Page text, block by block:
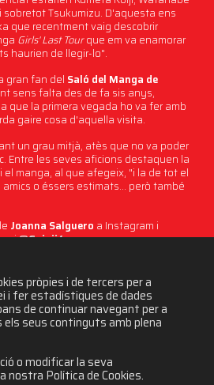
sobretot Tsukumizu. D'aquesta ens
que recentment vaig descobrir
Girls' Last Tourque em va enamorar
haurien de llegir-lo".
gran fan del Saló del Manga de
sens falta des de fa sis anys,
que la primera vegada ho va fer amb
gaire cosa d'aquella visita.
un grau mitjà, atès que no va poder
Entre les seves aficions destaquen la
el manga, al que afegeix, "i la de tot el
o éssers estimats... però també
Joanna Salguero a Instagram i
@Guinii4.
pròpies i de tercers per a
i fer estadístiques de dades
de continuar navegant per a
seus continguts amb plena
o modificar la seva
nostra Política de Cookies.